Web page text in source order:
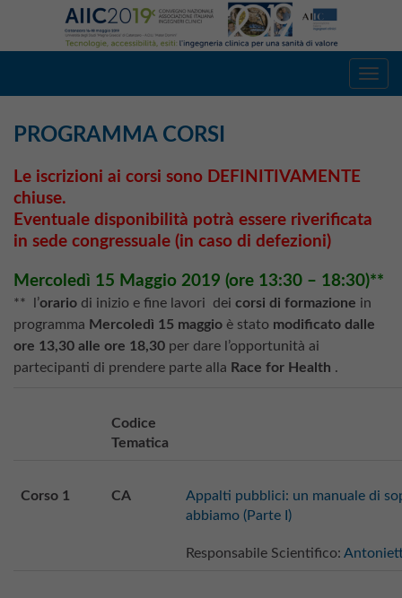
PROGRAMMA CORSI
Le iscrizioni ai corsi sono DEFINITIVAMENTE
chiuse.
Eventuale disponibilità potrà essere riverificata
in sede congressuale (in caso di defezioni)
Mercoledì 15 Maggio 2019 (ore 13:30 – 18:30)**
** l’orario di inizio e fine lavori dei corsi di formazione in
programma Mercoledì 15 maggio è stato modificato dalle
ore 13,30 alle ore 18,30 per dare l’opportunità ai
partecipanti di prendere parte alla Race for Health .
Codice
Tematica
Corso 1 CA
Appalti pubblici: un manuale di
abbiamo (Parte I)
Responsabile Scientifico: